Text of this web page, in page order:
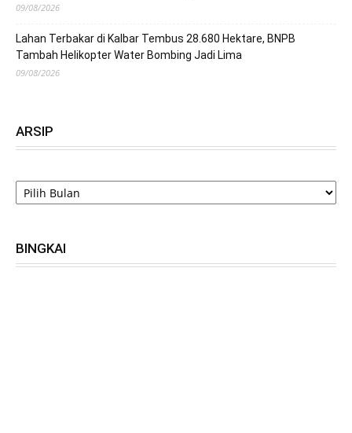
09/08/2026
Lahan Terbakar di Kalbar Tembus 28.680 Hektare, BNPB
Tambah Helikopter Water Bombing Jadi Lima
09/08/2026
ARSIP
ARSIP
BINGKAI